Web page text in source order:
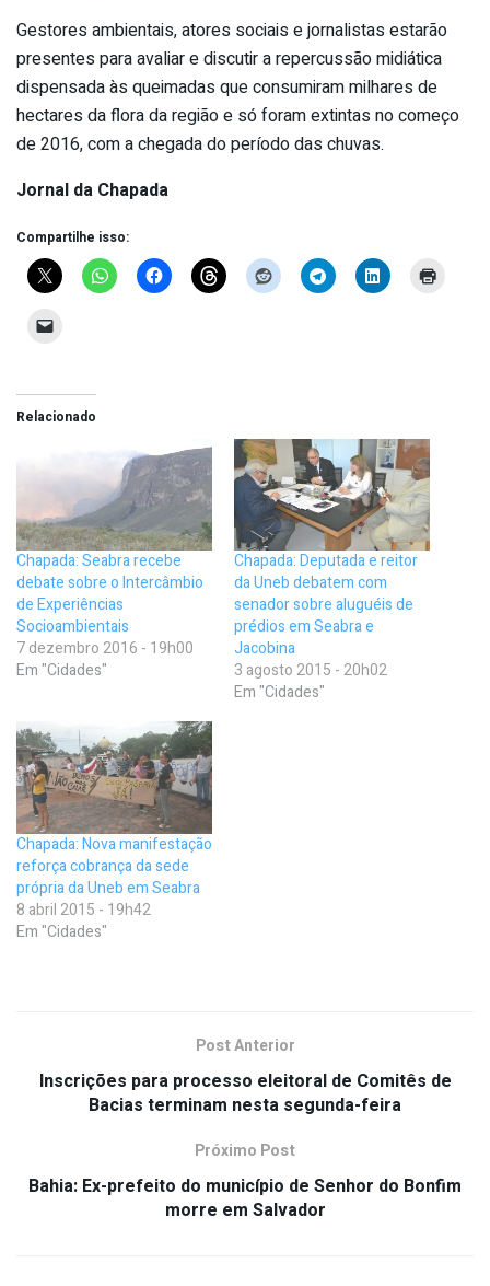
Gestores ambientais, atores sociais e jornalistas estarão
presentes para avaliar e discutir a repercussão midiática
dispensada às queimadas que consumiram milhares de
hectares da flora da região e só foram extintas no começo
de 2016, com a chegada do período das chuvas.
Jornal da Chapada
Compartilhe isso:
Relacionado
Chapada: Seabra recebe
debate sobre o Intercâmbio
de Experiências
Socioambientais
7 dezembro 2016 - 19h00
Em "Cidades"
Chapada: Deputada e reitor
da Uneb debatem com
senador sobre aluguéis de
prédios em Seabra e
Jacobina
3 agosto 2015 - 20h02
Em "Cidades"
Chapada: Nova manifestação
reforça cobrança da sede
própria da Uneb em Seabra
8 abril 2015 - 19h42
Em "Cidades"
Post Anterior
Inscrições para processo eleitoral de Comitês de
Bacias terminam nesta segunda-feira
Próximo Post
Bahia: Ex-prefeito do município de Senhor do Bonfim
morre em Salvador